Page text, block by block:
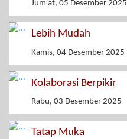
Jum'at, 05 Desember 2025
Lebih Mudah
Kamis, 04 Desember 2025
Kolaborasi Berpikir
Rabu, 03 Desember 2025
Tatap Muka